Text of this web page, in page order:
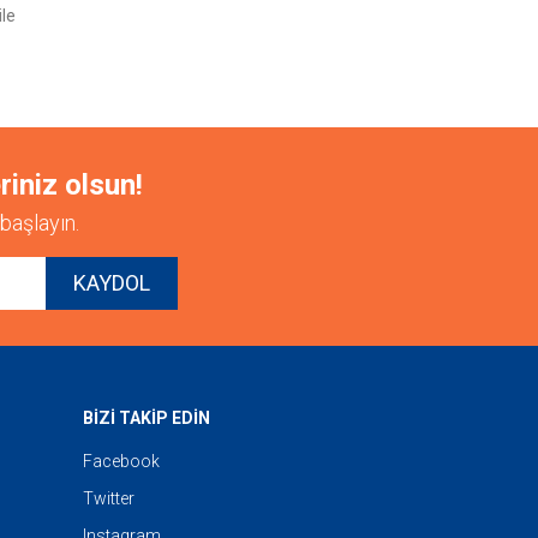
olsun!
KAYDOL
BİZİ TAKİP EDİN
Facebook
Twitter